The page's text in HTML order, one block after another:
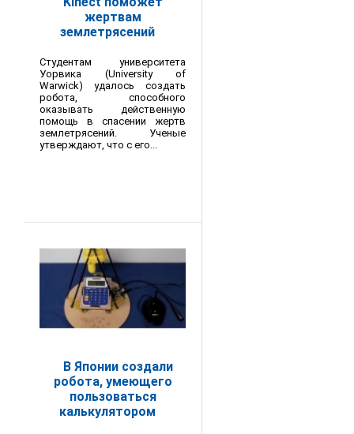
жертвам
землетрясений
Студентам университета
Уорвика (University of
Warwick) удалось создать
робота, способного
оказывать действенную
помощь в спасении жертв
землетрясений. Ученые
утверждают, что с его...
В Японии создали
робота, умеющего
пользоваться
калькулятором